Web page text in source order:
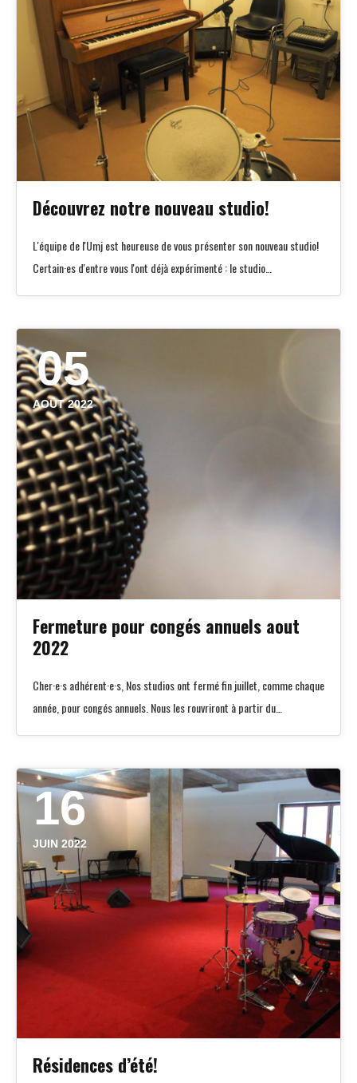
Découvrez notre nouveau studio!
L'équipe de l'Umj est heureuse de vous présenter son nouveau studio!
Certain·es d'entre vous l'ont déjà expérimenté : le studio…
05
AOÛT 2022
Fermeture pour congés annuels aout
2022
Cher·e·s adhérent·e·s, Nos studios ont fermé fin juillet, comme chaque
année, pour congés annuels. Nous les rouvriront à partir du…
16
JUIN 2022
Résidences d’été!